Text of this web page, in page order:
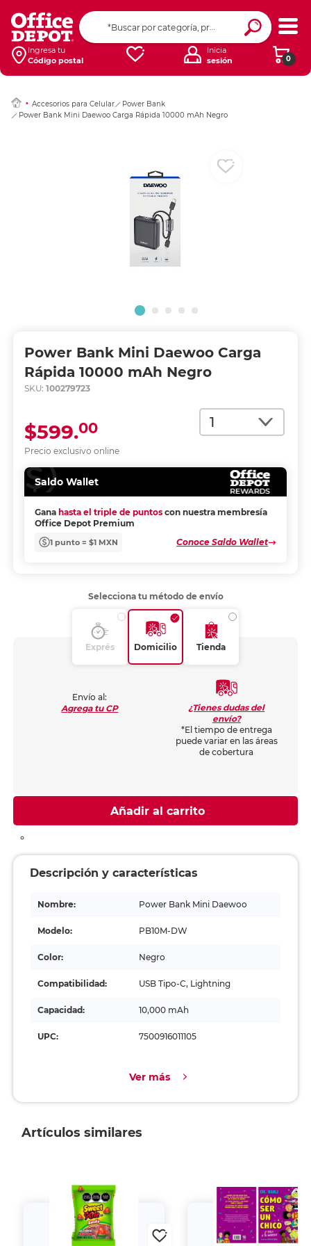
Ingresa tu
Código postal
0
Inicia
sesión
Accesorios para Celular
Power Bank
Power Bank Mini Daewoo Carga Rápida 10000 mAh Negro
Power Bank Mini Daewoo Carga
Rápida 10000 mAh Negro
SKU: 100279723
Cantidad
Precio exclusivo online
$599.00
Saldo Wallet
Gana hasta el triple de puntos con nuestra membresía
Office Depot Premium
1 punto = $1 MXN Conoce Saldo Wallet
Ingresar Codigo
Selecciona tu método de envío
Exprés Domicilio Tienda
Envío al:
Agrega tu CP
¿Tienes dudas del
envío?
*El tiempo de entrega
puede variar en las áreas
de cobertura
Añadir al carrito
Descripción y características
Nombre: Power Bank Mini Daewoo
Modelo: PB10M-DW
Color: Negro
Compatibilidad: USB Tipo-C, Lightning
Capacidad: 10,000 mAh
UPC: 7500916011105
Ver más
Artículos similares